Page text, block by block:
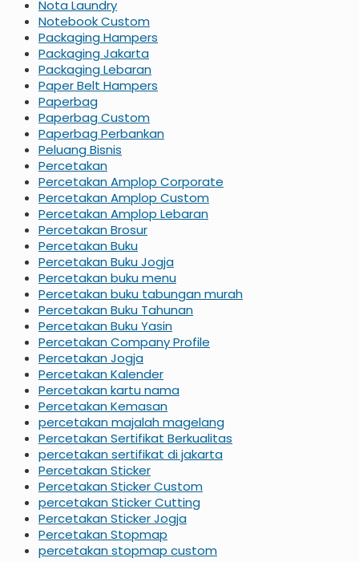
Nota Laundry
Notebook Custom
Packaging Hampers
Packaging Jakarta
Packaging Lebaran
Paper Belt Hampers
Paperbag
Paperbag Custom
Paperbag Perbankan
Peluang Bisnis
Percetakan
Percetakan Amplop Corporate
Percetakan Amplop Custom
Percetakan Amplop Lebaran
Percetakan Brosur
Percetakan Buku
Percetakan Buku Jogja
Percetakan buku menu
Percetakan buku tabungan murah
Percetakan Buku Tahunan
Percetakan Buku Yasin
Percetakan Company Profile
Percetakan Jogja
Percetakan Kalender
Percetakan kartu nama
Percetakan Kemasan
percetakan majalah magelang
Percetakan Sertifikat Berkualitas
percetakan sertifikat di jakarta
Percetakan Sticker
Percetakan Sticker Custom
percetakan Sticker Cutting
Percetakan Sticker Jogja
Percetakan Stopmap
percetakan stopmap custom